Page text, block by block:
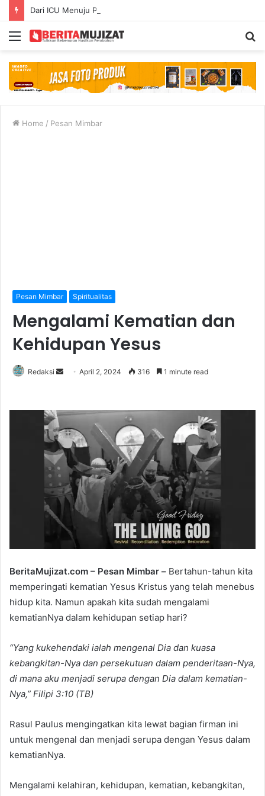
Menu
Home / Pesan Mimbar
Pesan Mimbar Spiritualitas
Mengalami Kematian dan
Kehidupan Yesus
Redaksi
d
a
e
a
i
April 2, 2024 316 1 minute read
BeritaMujizat.com – Pesan Mimbar – Bertahun-tahun kita
memperingati kematian Yesus Kristus yang telah menebus
hidup kita. Namun apakah kita sudah mengalami
kematianNya dalam kehidupan setiap hari?
“Yang kukehendaki ialah mengenal Dia dan kuasa
kebangkitan-Nya dan persekutuan dalam penderitaan-Nya,
di mana aku menjadi serupa dengan Dia dalam kematian-
Nya,” Filipi 3:10 (TB)
Rasul Paulus mengingatkan kita lewat bagian firman ini
untuk mengenal dan menjadi serupa dengan Yesus dalam
kematianNya.
Mengalami kelahiran, kehidupan, kematian, kebangkitan,